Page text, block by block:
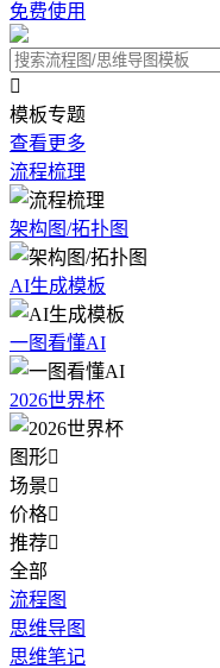
免费使用

模板专题
查看更多
流程梳理
架构图/拓扑图
AI生成模板
一图看懂AI
2026世界杯
图形
场景
价格
推荐
全部
流程图
思维导图
思维笔记